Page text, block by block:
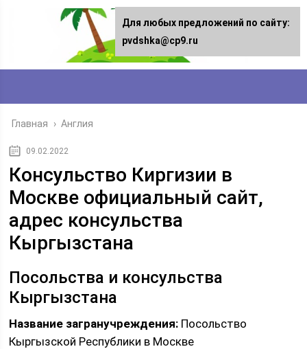
Главная › Англия
09.02.2022
Консульство Киргизии в
Москве официальный сайт,
адрес консульства
Кыргызстана
Посольства и консульства
Кыргызстана
Название загранучреждения: Посольство
Кыргызской Республики в Москве
Для любых предложений по сайту:
pvdshka@cp9.ru